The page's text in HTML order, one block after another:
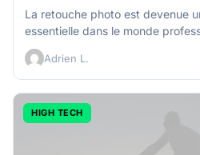
La retouche photo est devenue
essentielle dans le monde
aujourd’hui utilisée tant par les
Adrien L.
HIGH TECH